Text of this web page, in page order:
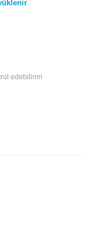
edebilirim